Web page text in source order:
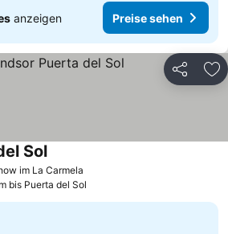
anzeigen Preise sehen
Teilen
im La Carmela
SolPreise sehen
bis Puerta del Sol